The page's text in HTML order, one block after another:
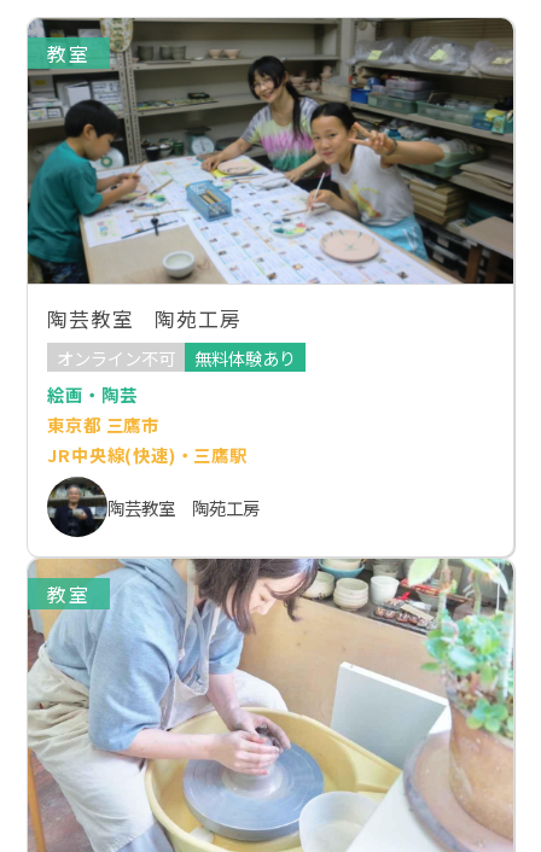
教室
陶芸教室 陶苑工房
オンライン不可
無料体験あり
絵画・陶芸
東京都 三鷹市
JR中央線(快速)・三鷹駅
陶芸教室 陶苑工房
教室